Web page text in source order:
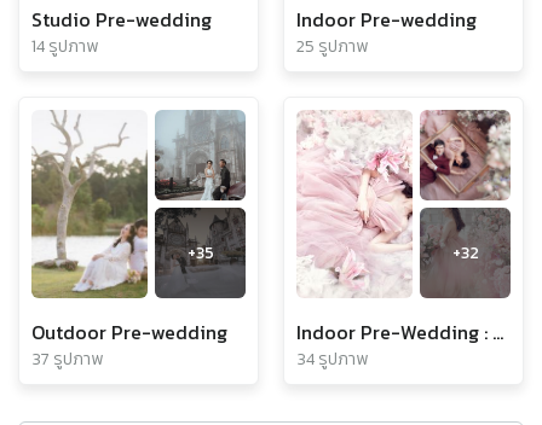
Studio Pre-wedding
14 รูปภาพ
Indoor Pre-wedding
25 รูปภาพ
+35
Outdoor Pre-wedding
37 รูปภาพ
+32
Indoor Pre-Wedding : Carpe Diem
34 รูปภาพ